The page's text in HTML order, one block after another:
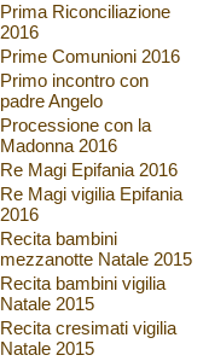
Prima Riconciliazione
2016
Prime Comunioni 2016
Primo incontro con
padre Angelo
Processione con la
Madonna 2016
Re Magi Epifania 2016
Re Magi vigilia Epifania
2016
Recita bambini
mezzanotte Natale 2015
Recita bambini vigilia
Natale 2015
Recita cresimati vigilia
Natale 2015